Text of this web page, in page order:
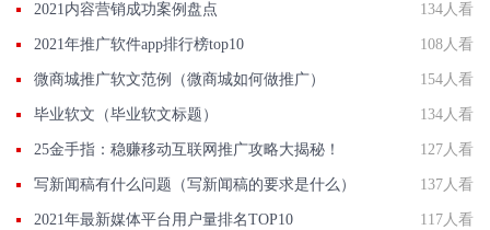
2021内容营销成功案例盘点 134人看
2021年推广软件app排行榜top10 108人看
微商城推广软文范例（微商城如何做推广） 154人看
毕业软文（毕业软文标题） 134人看
25金手指：稳赚移动互联网推广攻略大揭秘！ 127人看
写新闻稿有什么问题（写新闻稿的要求是什么） 137人看
2021年最新媒体平台用户量排名TOP10 117人看